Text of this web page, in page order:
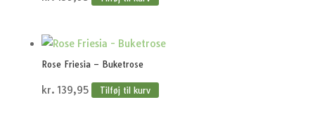
Rose Friesia – Buketrose
kr. 139,95 Tilføj til kurv